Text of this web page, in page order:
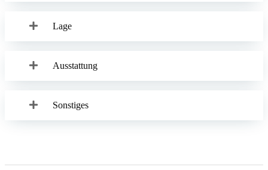
Lage
Ausstattung
Sonstiges